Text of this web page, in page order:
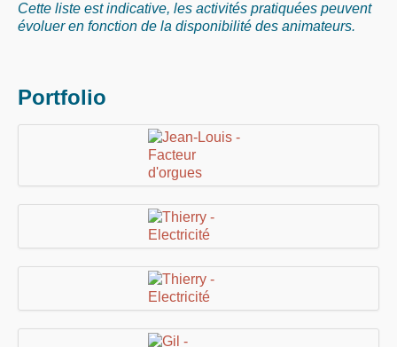
Cette liste est indicative, les activités pratiquées peuvent
évoluer en fonction de la disponibilité des animateurs.
Portfolio